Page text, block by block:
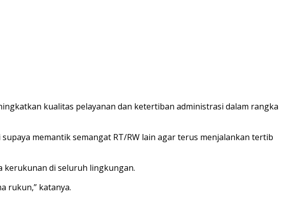
kualitas pelayanan dan ketertiban administrasi dalam rangka
memantik semangat RT/RW lain agar terus menjalankan tertib
kerukunan di seluruh lingkungan.
rukun,” katanya.